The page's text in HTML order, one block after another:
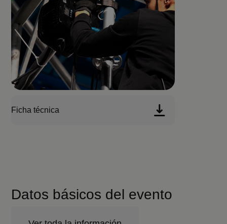
Ficha técnica
Datos básicos del evento